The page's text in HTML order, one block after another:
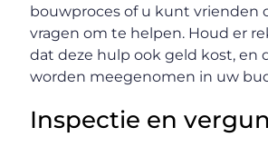
bouwproces of u kunt vrienden
vragen om te helpen. Houd er
dat deze hulp ook geld kost, en
worden meegenomen in uw
Inspectie en